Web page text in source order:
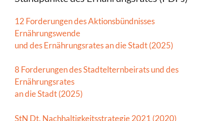
12 Forderungen des Aktionsbündnisses
Ernährungswende
und des Ernährungsrates an die Stadt (2025)
8 Forderungen des Stadtelternbeirats und des
Ernährungsrates
an die Stadt (2025)
StN Dt. Nachhaltigkeitsstrategie 2021 (2020)